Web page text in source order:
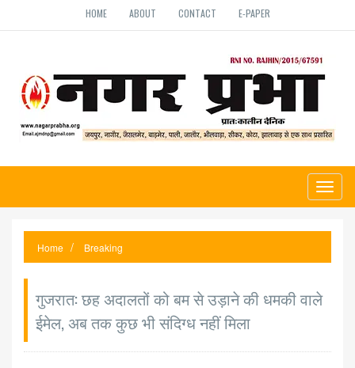
HOME ABOUT CONTACT E-PAPER
Home Breaking
गुजरात: छह अदालतों को बम से उड़ाने की धमकी वाले
ईमेल, अब तक कुछ भी संदिग्ध नहीं मिला